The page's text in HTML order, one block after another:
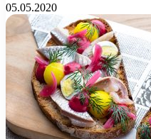
05.05.2020